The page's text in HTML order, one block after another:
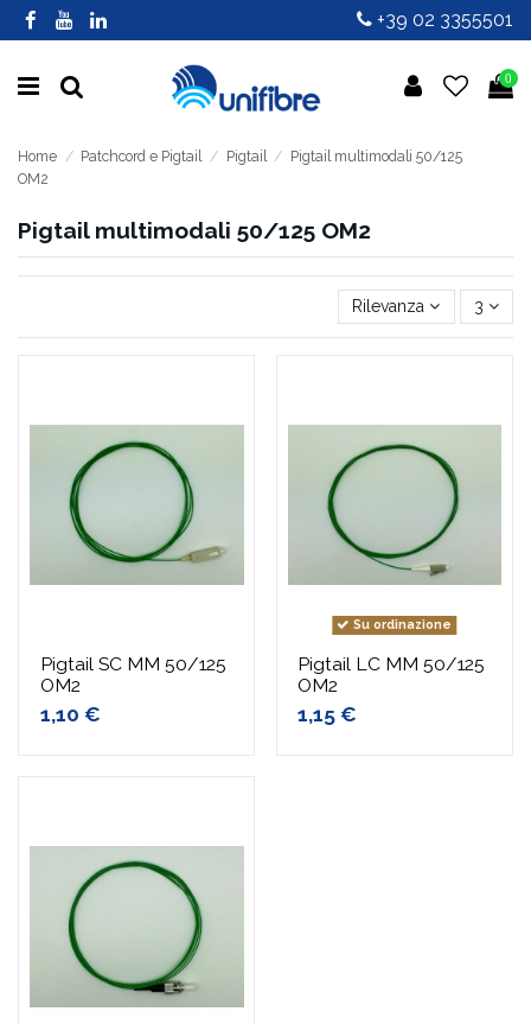
+39 02 3355501
0
Home Patchcord e Pigtail Pigtail
Pigtail multimodali 50/125
OM2
Pigtail multimodali 50/125 OM2
Rilevanza 3
Pigtail SC MM 50/125
OM2
1,10 €
Su ordinazione
Pigtail LC MM 50/125
OM2
1,15 €